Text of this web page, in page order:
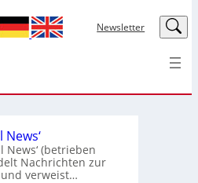
Newsletter LinkedIn
News‘ (betrieben
Nachrichten zur
verweist…